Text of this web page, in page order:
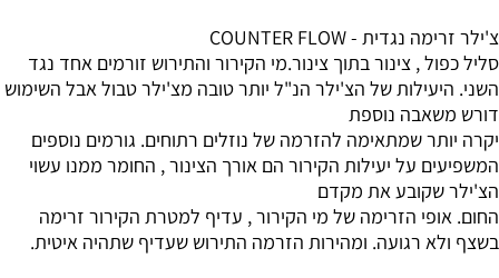
צ'ילר זרימה נגדית - COUNTER FLOW
סליל כפול , צינור בתוך צינור.מי הקירור והתירוש זורמים אחד נגד
השני. היעילות של הצ'ילר הנ"ל יותר טובה מצ'ילר טבול אבל השימוש
דורש משאבה נוספת
יקרה יותר שמתאימה להזרמה של נוזלים רתוחים. גורמים נוספים
המשפיעים על יעילות הקירור הם אורך הצינור , החומר ממנו עשוי
הצ'ילר שקובע את מקדם
החום. אופי הזרימה של מי הקירור , עדיף למטרת הקירור זרימה
בשצף ולא רגועה. ומהירות הזרמה התירוש שעדיף שתהיה איטית.